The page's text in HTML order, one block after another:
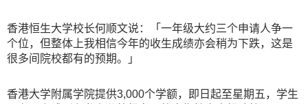
香港恒生大学校长何顺文说：「一年级大约三个申请人争一
个位，但整体上我相信今年的收生成绩亦会稍为下跌，这是
很多间院校都有的预期。」
香港大学附属学院提供3,000个学额，即日起至星期五，学生